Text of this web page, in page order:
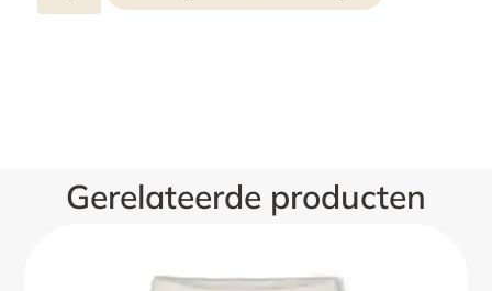
Gerelateerde producten